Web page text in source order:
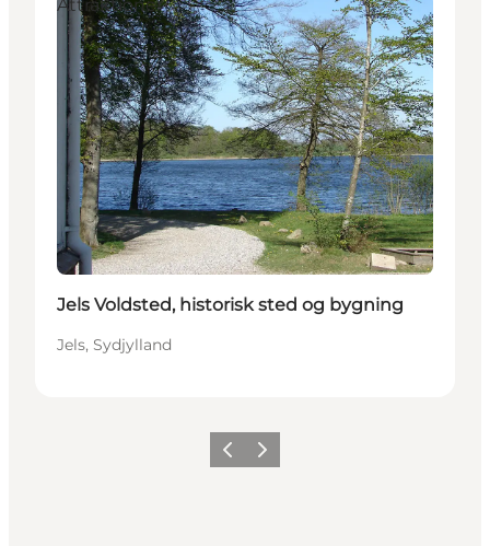
Attraktioner
Jels Voldsted, historisk sted og bygning
Jels, Sydjylland
Forrige billede
Næste billede